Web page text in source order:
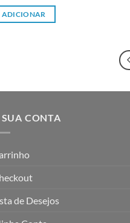
ADICIONAR
CONTA
de Desejos